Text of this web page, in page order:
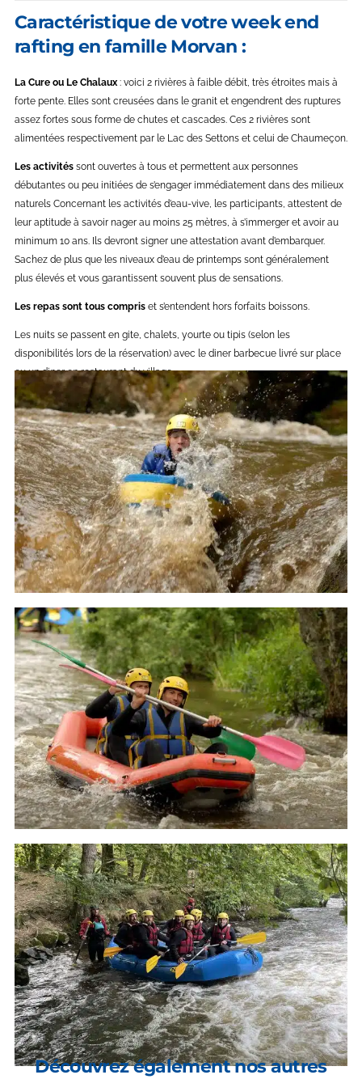
Caractéristique de votre week end
rafting en famille Morvan :
La Cure ou Le Chalaux : voici 2 rivières à faible débit, très étroites mais à
forte pente. Elles sont creusées dans le granit et engendrent des ruptures
assez fortes sous forme de chutes et cascades. Ces 2 rivières sont
alimentées respectivement par le Lac des Settons et celui de Chaumeçon.
Les activités sont ouvertes à tous et permettent aux personnes
débutantes ou peu initiées de s’engager immédiatement dans des milieux
naturels Concernant les activités d’eau-vive, les participants, attestent de
leur aptitude à savoir nager au moins 25 mètres, à s’immerger et avoir au
minimum 10 ans. Ils devront signer une attestation avant d’embarquer.
Sachez de plus que les niveaux d’eau de printemps sont généralement
plus élevés et vous garantissent souvent plus de sensations.
Les repas sont tous compris et s’entendent hors forfaits boissons.
Les nuits se passent en gite, chalets, yourte ou tipis (selon les
disponibilités lors de la réservation) avec le diner barbecue livré sur place
ou un diner en restaurant du village.
Découvrez également nos autres